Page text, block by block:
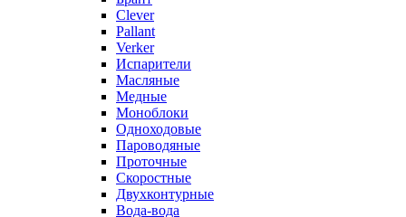
Clever
Pallant
Verker
Испарители
Масляные
Медные
Моноблоки
Одноходовые
Пароводяные
Проточные
Скоростные
Двухконтурные
Вода-вода